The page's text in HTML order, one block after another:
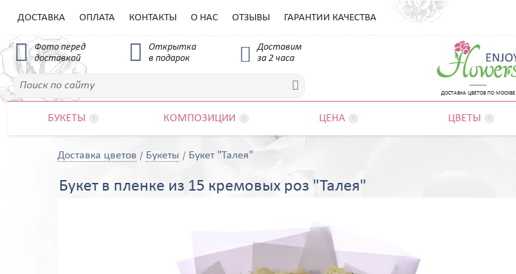
ДОСТАВКА ЦВЕТОВ ПО МОСКВЕ

ДОСТАВКА ОПЛАТА КОНТАКТЫ О НАС ОТЗЫВЫ ГАРАНТИИ КАЧЕСТВА
 Фото перед
доставкой

Открытка
в подарок

Доставим
за 2 часа
БУКЕТЫ КОМПОЗИЦИИ ЦЕНА ЦВЕТЫ
Доставка цветов Букеты Букет "Талея"
Букет в пленке из 15 кремовых роз "Талея"